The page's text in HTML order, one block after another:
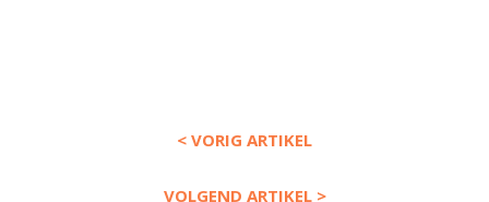
< VORIG ARTIKEL
VOLGEND ARTIKEL >